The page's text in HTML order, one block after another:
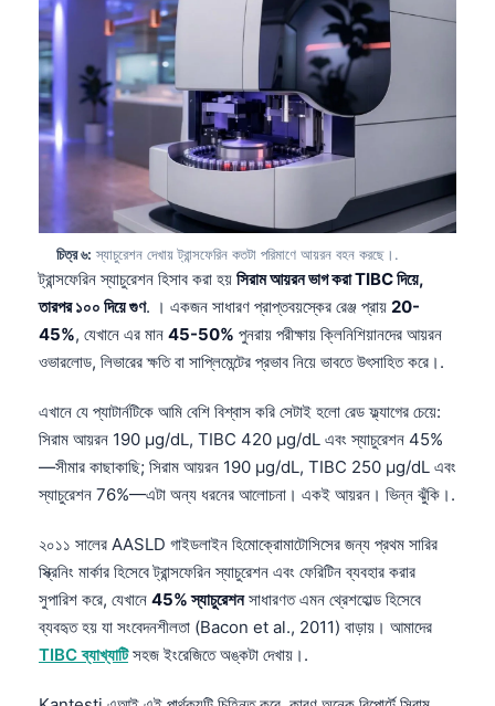
চিত্র ৬: স্যাচুরেশন দেখায় ট্রান্সফেরিন কতটা পরিমাণে আয়রন বহন করছে।.
ট্রান্সফেরিন স্যাচুরেশন হিসাব করা হয় সিরাম আয়রন ভাগ করা TIBC দিয়ে,
তারপর ১০০ দিয়ে গুণ. । একজন সাধারণ প্রাপ্তবয়স্কের রেঞ্জ প্রায় 20-
45%, যেখানে এর মান 45-50% পুনরায় পরীক্ষায় ক্লিনিশিয়ানদের আয়রন
ওভারলোড, লিভারের ক্ষতি বা সাপ্লিমেন্টের প্রভাব নিয়ে ভাবতে উৎসাহিত করে।.
এখানে যে প্যাটার্নটিকে আমি বেশি বিশ্বাস করি সেটাই হলো রেড ফ্ল্যাগের চেয়ে:
সিরাম আয়রন 190 µg/dL, TIBC 420 µg/dL এবং স্যাচুরেশন 45%
—সীমার কাছাকাছি; সিরাম আয়রন 190 µg/dL, TIBC 250 µg/dL এবং
স্যাচুরেশন 76%—এটা অন্য ধরনের আলোচনা। একই আয়রন। ভিন্ন ঝুঁকি।.
২০১১ সালের AASLD গাইডলাইন হিমোক্রোমাটোসিসের জন্য প্রথম সারির
স্ক্রিনিং মার্কার হিসেবে ট্রান্সফেরিন স্যাচুরেশন এবং ফেরিটিন ব্যবহার করার
সুপারিশ করে, যেখানে 45% স্যাচুরেশনসাধারণত এমন থ্রেশহোল্ড হিসেবে
ব্যবহৃত হয় যা সংবেদনশীলতা (Bacon et al., 2011) বাড়ায়। আমাদের
TIBC ব্যাখ্যাটিসহজ ইংরেজিতে অঙ্কটা দেখায়।.